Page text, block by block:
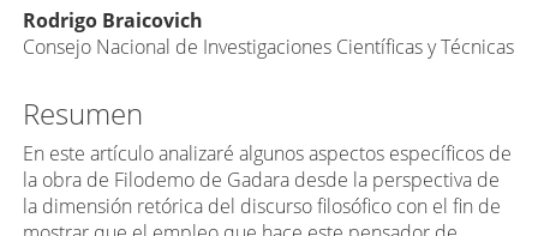
C
o
t
e
n
i
Rodrigo Braicovich
Consejo Nacional de Investigaciones Científicas y Técnicas
Resumen
En este artículo analizaré algunos aspectos específicos de
la obra de Filodemo de Gadara desde la perspectiva de
la dimensión retórica del discurso filosófico con el fin de